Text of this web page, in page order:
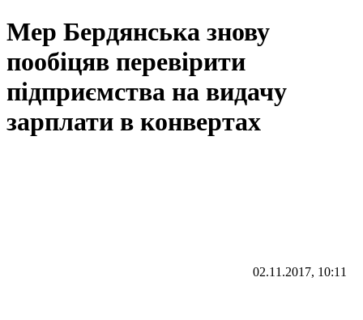
Мер Бердянська знову
пообіцяв перевірити
підприємства на видачу
зарплати в конвертах
02.11.2017, 10:11